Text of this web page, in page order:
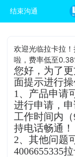
结束沟通
欢迎光临拉卡拉
啦，费率低至
您好，为了
面提示进行操
1、产品申请
进行申请，
工作时间内
持电话畅通！
2、其他问题
4006655335